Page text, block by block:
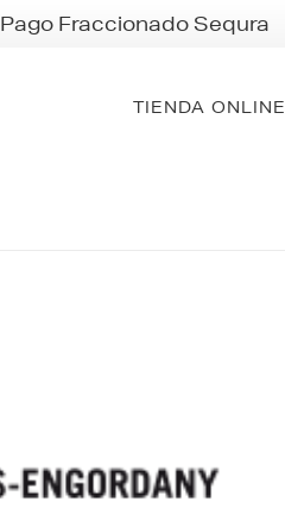
Pago Fraccionado Sequra
TIENDA ONLINE